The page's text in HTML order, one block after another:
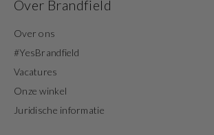
Over Brandfield
Over ons
#YesBrandfield
Vacatures
Onze winkel
Juridische informatie